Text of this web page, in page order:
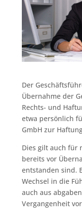
Der
Übernahme der
Rechts- und
etwa persönlich
GmbH zur
Dies gilt auch für
bereits vor
entstanden sind.
Wechsel in die
auch aus
Vergangenheit